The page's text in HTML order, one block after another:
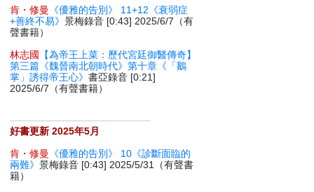
肯・修曼
《優雅的告別》 11+12《衰弱症
+善終不易》景梅錄音 [0:43] 2025/6/7（有
聲書籍）
林志國
【為帝王上菜：歷代宮廷御醫傳奇】
第三篇《魏晉南北朝時代》第十章《「鵝
掌」誘得帝王心》書亞錄音 [0:21]
2025/6/7（有聲書籍）
好書更新 2025年5月
肯・修曼
《優雅的告別》 10《診斷面臨的
兩難》景梅錄音 [0:43] 2025/5/31（有聲書
籍）